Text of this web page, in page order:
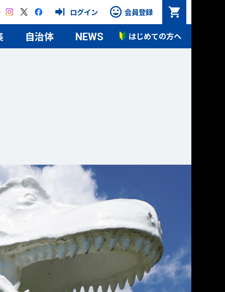
ログイン 会員登録
自治体 NEWS はじめての方へ